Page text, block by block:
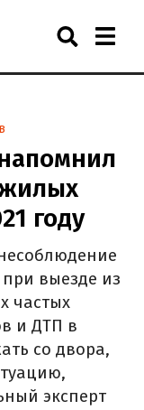
жилых
году
выезде из
частых
и ДТП в
со двора,
эксперт